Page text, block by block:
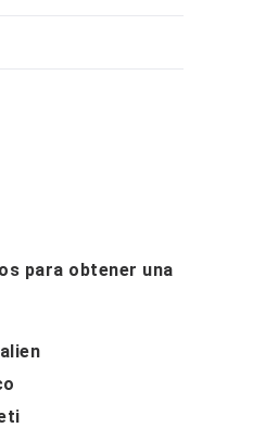
para obtener una